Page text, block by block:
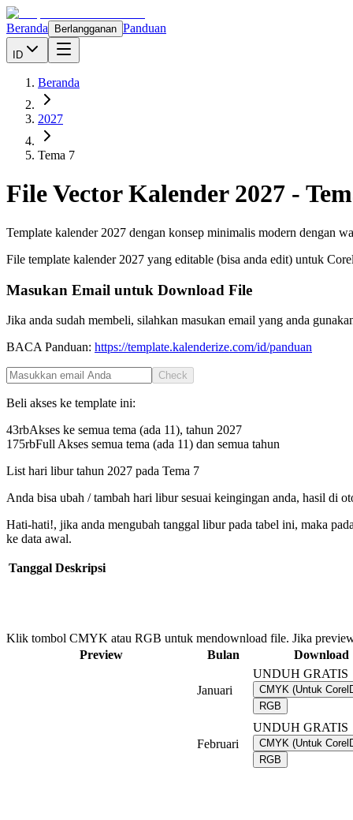
Beranda Berlangganan Panduan
ID
Beranda
2027
Tema 7
File Vector Kalender 2027 -
Template kalender 2027 dengan konsep minimalis modern dengan
File template kalender 2027 yang editable (bisa anda edit) untuk
Masukan Email untuk Download File
Jika anda sudah membeli, silahkan masukan email yang anda
BACA Panduan: https://template.kalenderize.com/id/panduan
Check
Beli akses ke template ini:
43rbAkses ke semua tema (ada 11), tahun 2027
175rbFull Akses semua tema (ada 11) dan semua tahun
List hari libur tahun 2027 pada Tema 7
Anda bisa ubah / tambah hari libur sesuai keingingan anda, hasil di
Hati-hati!, jika anda mengubah tanggal libur pada tabel ini, maka
ke data awal.
Tanggal Deskripsi
Klik tombol CMYK atau RGB untuk mendownload file. Jika
Preview
Bulan Download
Januari
UNDUH GRATIS
CMYK (Untuk
RGB
Februari
UNDUH GRATIS
CMYK (Untuk
RGB